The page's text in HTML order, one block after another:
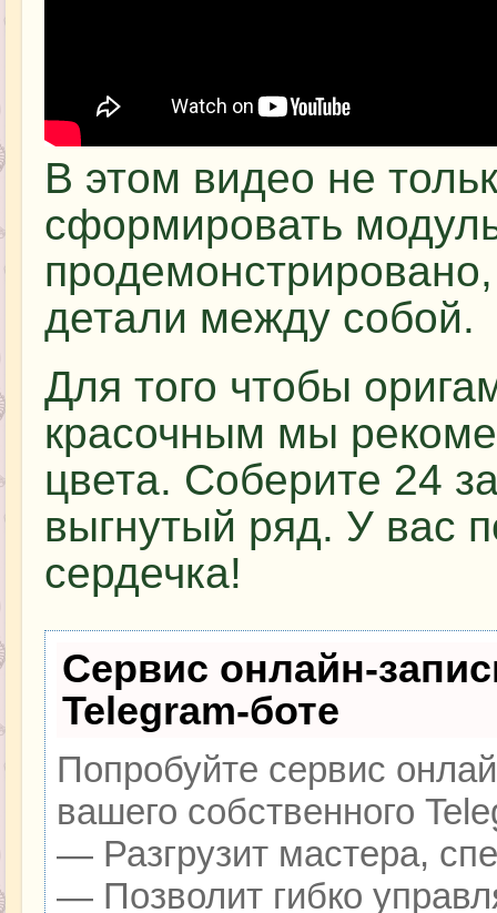
В этом видео не
сформировать
детали между собой.
Для того чтобы
красочным мы
цвета. Соберите 24
выгнутый ряд. У вас
сердечка!
Сервис онлайн-
Telegram-боте
Попробуйте сервис
вашего собственного
— Разгрузит мастера,
— Позволит гибко